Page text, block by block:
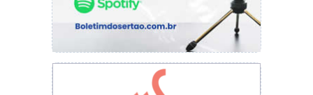
Para acessar os benefícios do programa, as
famílias devem se enquadrar nos critérios de
renda e residir nos municípios onde as unidades
habitacionais serão construídas. A Faixa 1 do
programa, que atende famílias com renda de